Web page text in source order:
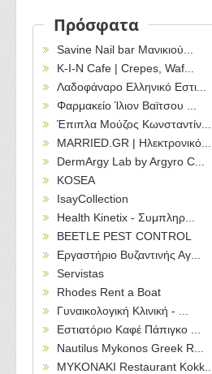
Πρόσφατα
Savine Nail bar Μανικιού...
Κ-Ι-Ν Cafe | Crepes, Waf...
Λαδοφάναρο Ελληνικό Εστι...
Φαρμακείο Ίλιον Βαϊτσου ...
Έπιπλα Μούζος Κωνσταντίν...
MARRIED.GR | Ηλεκτρονικό...
DermArgy Lab by Argyro C...
KOSEA
IsayCollection
Health Kinetix - Συμπληρ...
BEETLE PEST CONTROL
Εργαστήριο Βυζαντινής Αγ...
Servistas
Rhodes Rent a Boat
Γυναικολογική Κλινική - ...
Εστιατόριο Καφέ Πάπιγκο ...
Nautilus Mykonos Greek R...
MYKONAKI Restaurant Kokk...